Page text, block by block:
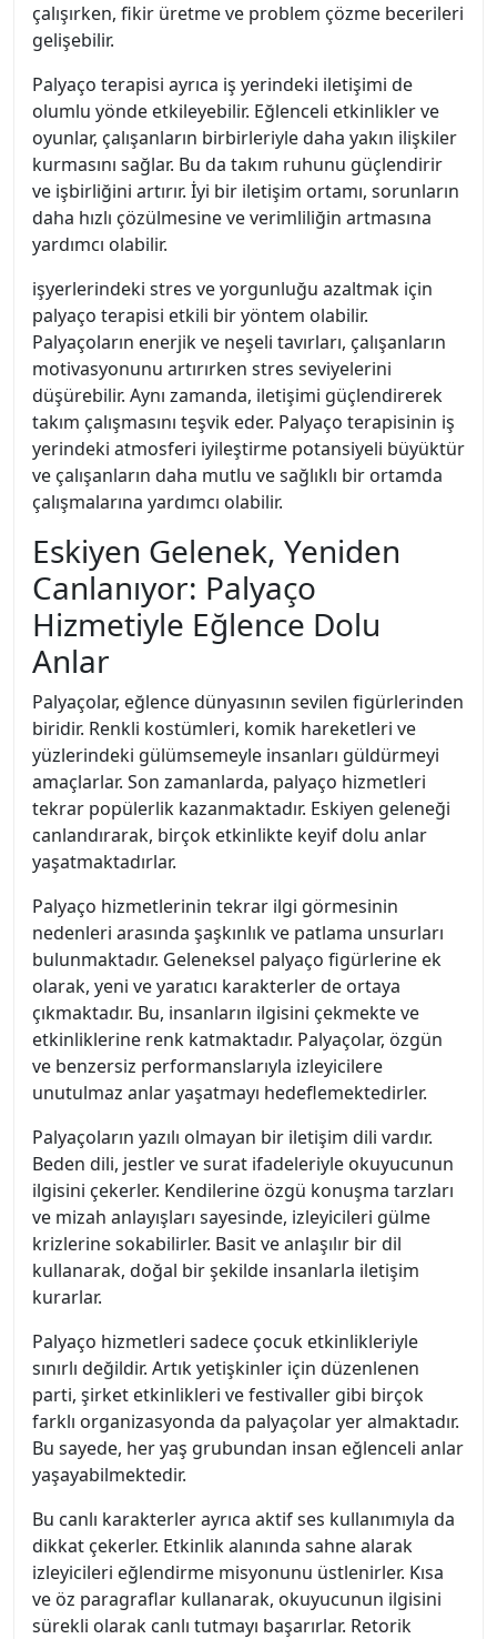
çalışırken, fikir üretme ve problem çözme becerileri
gelişebilir.
Palyaço terapisi ayrıca iş yerindeki iletişimi de
olumlu yönde etkileyebilir. Eğlenceli etkinlikler ve
oyunlar, çalışanların birbirleriyle daha yakın ilişkiler
kurmasını sağlar. Bu da takım ruhunu güçlendirir
ve işbirliğini artırır. İyi bir iletişim ortamı, sorunların
daha hızlı çözülmesine ve verimliliğin artmasına
yardımcı olabilir.
işyerlerindeki stres ve yorgunluğu azaltmak için
palyaço terapisi etkili bir yöntem olabilir.
Palyaçoların enerjik ve neşeli tavırları, çalışanların
motivasyonunu artırırken stres seviyelerini
düşürebilir. Aynı zamanda, iletişimi güçlendirerek
takım çalışmasını teşvik eder. Palyaço terapisinin iş
yerindeki atmosferi iyileştirme potansiyeli büyüktür
ve çalışanların daha mutlu ve sağlıklı bir ortamda
çalışmalarına yardımcı olabilir.
Eskiyen Gelenek, Yeniden
Canlanıyor: Palyaço
Hizmetiyle Eğlence Dolu
Anlar
Palyaçolar, eğlence dünyasının sevilen figürlerinden
biridir. Renkli kostümleri, komik hareketleri ve
yüzlerindeki gülümsemeyle insanları güldürmeyi
amaçlarlar. Son zamanlarda, palyaço hizmetleri
tekrar popülerlik kazanmaktadır. Eskiyen geleneği
canlandırarak, birçok etkinlikte keyif dolu anlar
yaşatmaktadırlar.
Palyaço hizmetlerinin tekrar ilgi görmesinin
nedenleri arasında şaşkınlık ve patlama unsurları
bulunmaktadır. Geleneksel palyaço figürlerine ek
olarak, yeni ve yaratıcı karakterler de ortaya
çıkmaktadır. Bu, insanların ilgisini çekmekte ve
etkinliklerine renk katmaktadır. Palyaçolar, özgün
ve benzersiz performanslarıyla izleyicilere
unutulmaz anlar yaşatmayı hedeflemektedirler.
Palyaçoların yazılı olmayan bir iletişim dili vardır.
Beden dili, jestler ve surat ifadeleriyle okuyucunun
ilgisini çekerler. Kendilerine özgü konuşma tarzları
ve mizah anlayışları sayesinde, izleyicileri gülme
krizlerine sokabilirler. Basit ve anlaşılır bir dil
kullanarak, doğal bir şekilde insanlarla iletişim
kurarlar.
Palyaço hizmetleri sadece çocuk etkinlikleriyle
sınırlı değildir. Artık yetişkinler için düzenlenen
parti, şirket etkinlikleri ve festivaller gibi birçok
farklı organizasyonda da palyaçolar yer almaktadır.
Bu sayede, her yaş grubundan insan eğlenceli anlar
yaşayabilmektedir.
Bu canlı karakterler ayrıca aktif ses kullanımıyla da
dikkat çekerler. Etkinlik alanında sahne alarak
izleyicileri eğlendirme misyonunu üstlenirler. Kısa
ve öz paragraflar kullanarak, okuyucunun ilgisini
sürekli olarak canlı tutmayı başarırlar. Retorik